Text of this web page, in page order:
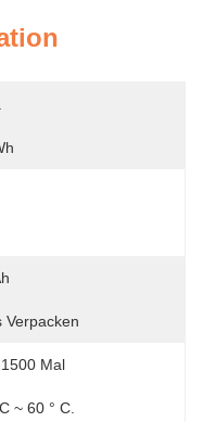
Verpacken
Mal
~ 60 ° C.